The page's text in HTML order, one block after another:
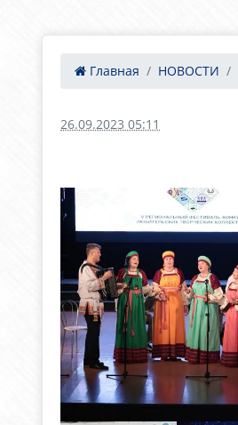
Главная НОВОСТИ
26.09.2023 05:11